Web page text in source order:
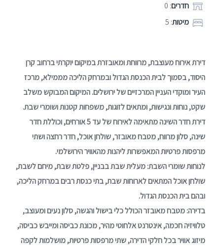
חדרים: 0
מיטות: 5
דירת אירוח מעוצבת, מרווחת ומאובזרת במיקום יוקרתי ברחוב קרן
היסוד, בסמוך לבית הכנסת הגדול ובמרחק הליכה מממילא, מרכז
העיר ומוקדי העניין המרכזיים של ירושלים. המיקום המבוקש משלב
שקט, נוחות ונגישות, ומתאים לזוגות, משפחות קטנות ושומרי שבת.
דירת חדר השינה מתאימה לאירוח של עד 5 אורחים, וכוללת חדר
שינה, סלון מרווח, מטבח מאובזר, שולחן אוכל, חדר רחצה ושתי
מרפסות פרטיות המאפשרות ליהנות מהאוויר הירושלמי.
לנוחות שומרי השבת: מעלית שבת בבניין, פלטת שבת, מיחם לשבת,
שולחן אוכל המתאים לארוחות שבת, בתי כנסת רבים במרחק הליכה,
ובהם בית הכנסת הגדול.
בדירה: מטבח מאובזר הכולל כלי בישול והגשה, סלון נעים ומעוצב,
טלוויזיה חכמה, אינטרנט אלחוטי מהיר, מכונת כביסה ומייבש כביסה,
מיזוג אוויר בכל חלקי הדירה, שתי מרפסות פרטיות, מושלמות לקפה